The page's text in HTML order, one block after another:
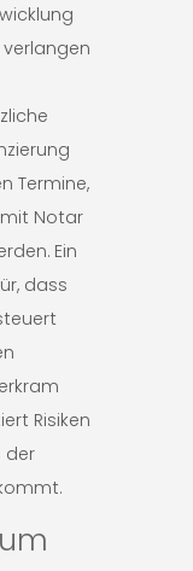
Termine,
Notar
Ein
dass
Risiken
der